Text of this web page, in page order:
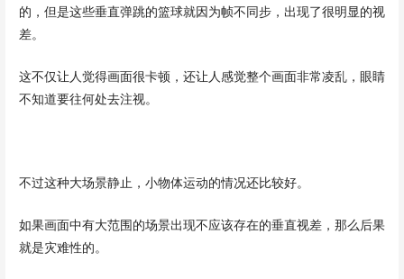
的，但是这些垂直弹跳的篮球就因为帧不同步，出现了很明显的视
差。
这不仅让人觉得画面很卡顿，还让人感觉整个画面非常凌乱，眼睛
不知道要往何处去注视。
不过这种大场景静止，小物体运动的情况还比较好。
如果画面中有大范围的场景出现不应该存在的垂直视差，那么后果
就是灾难性的。